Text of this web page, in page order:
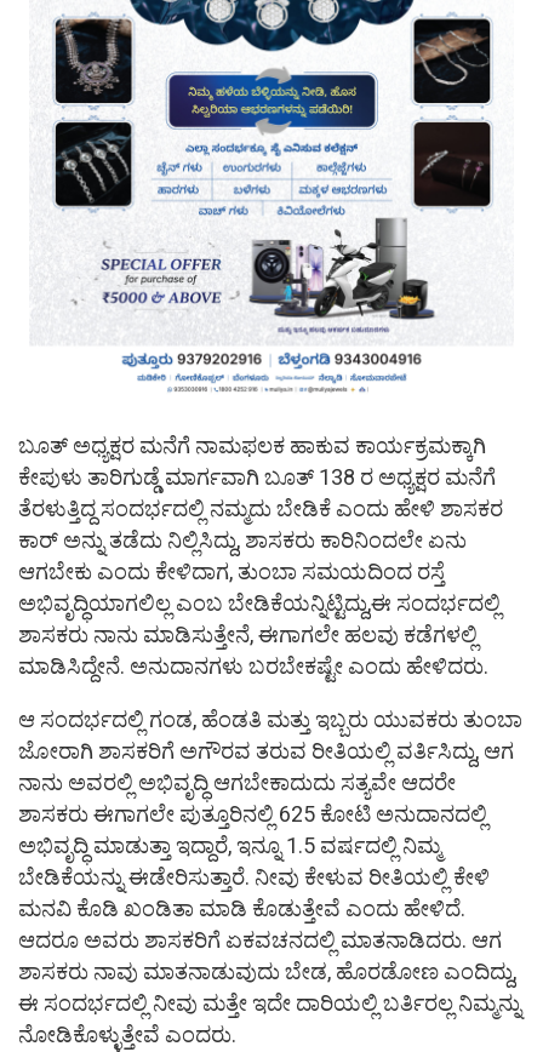
ಬೂತ್ ಅಧ್ಯಕ್ಷರ ಮನೆಗೆ ನಾಮಫಲಕ ಹಾಕುವ ಕಾರ್ಯಕ್ರಮಕ್ಕಾಗಿ
ಕೇಪುಳು ತಾರಿಗುಡ್ಡೆ ಮಾರ್ಗವಾಗಿ ಬೂತ್ 138 ರ ಅಧ್ಯಕ್ಷರ ಮನೆಗೆ
ತೆರಳುತ್ತಿದ್ದ ಸಂದರ್ಭದಲ್ಲಿ ನಮ್ಮದು ಬೇಡಿಕೆ ಎಂದು ಹೇಳಿ ಶಾಸಕರ
ಕಾರ್ ಅನ್ನು ತಡೆದು ನಿಲ್ಲಿಸಿದ್ದು, ಶಾಸಕರು ಕಾರಿನಿಂದಲೇ ಏನು
ಆಗಬೇಕು ಎಂದು ಕೇಳಿದಾಗ, ತುಂಬಾ ಸಮಯದಿಂದ ರಸ್ತೆ
ಅಭಿವೃದ್ಧಿಯಾಗಲಿಲ್ಲ ಎಂಬ ಬೇಡಿಕೆಯನ್ನಿಟ್ಟಿದ್ದು,ಈ ಸಂದರ್ಭದಲ್ಲಿ
ಶಾಸಕರು ನಾನು ಮಾಡಿಸುತ್ತೇನೆ, ಈಗಾಗಲೇ ಹಲವು ಕಡೆಗಳಲ್ಲಿ
ಮಾಡಿಸಿದ್ದೇನೆ. ಅನುದಾನಗಳು ಬರಬೇಕಷ್ಟೇ ಎಂದು ಹೇಳಿದರು.
ಆ ಸಂದರ್ಭದಲ್ಲಿ ಗಂಡ, ಹೆಂಡತಿ ಮತ್ತು ಇಬ್ಬರು ಯುವಕರು ತುಂಬಾ
ಜೋರಾಗಿ ಶಾಸಕರಿಗೆ ಅಗೌರವ ತರುವ ರೀತಿಯಲ್ಲಿ ವರ್ತಿಸಿದ್ದು, ಆಗ
ನಾನು ಅವರಲ್ಲಿ ಅಭಿವೃದ್ಧಿ ಆಗಬೇಕಾದುದು ಸತ್ಯವೇ ಆದರೇ
ಶಾಸಕರು ಈಗಾಗಲೇ ಪುತ್ತೂರಿನಲ್ಲಿ 625 ಕೋಟಿ ಅನುದಾನದಲ್ಲಿ
ಅಭಿವೃದ್ಧಿ ಮಾಡುತ್ತಾ ಇದ್ದಾರೆ, ಇನ್ನೂ 1.5 ವರ್ಷದಲ್ಲಿ ನಿಮ್ಮ
ಬೇಡಿಕೆಯನ್ನು ಈಡೇರಿಸುತ್ತಾರೆ. ನೀವು ಕೇಳುವ ರೀತಿಯಲ್ಲಿ ಕೇಳಿ
ಮನವಿ ಕೊಡಿ ಖಂಡಿತಾ ಮಾಡಿ ಕೊಡುತ್ತೇವೆ ಎಂದು ಹೇಳಿದೆ.
ಆದರೂ ಅವರು ಶಾಸಕರಿಗೆ ಏಕವಚನದಲ್ಲಿ ಮಾತನಾಡಿದರು. ಆಗ
ಶಾಸಕರು ನಾವು ಮಾತನಾಡುವುದು ಬೇಡ, ಹೊರಡೋಣ ಎಂದಿದ್ದು,
ಈ ಸಂದರ್ಭದಲ್ಲಿ ನೀವು ಮತ್ತೇ ಇದೇ ದಾರಿಯಲ್ಲಿ ಬರ್ತಿರಲ್ಲ ನಿಮ್ಮನ್ನು
ನೋಡಿಕೊಳ್ಳುತ್ತೇವೆ ಎಂದರು.